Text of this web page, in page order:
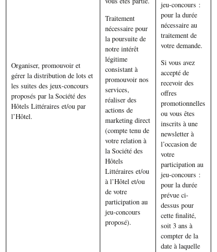
Organiser, promouvoir et
gérer la distribution de lots et
les suites des jeux-concours
proposés par la Société des
Hôtels Littéraires et/ou par
l’Hôtel.
Traitement
nécessaire pour
la poursuite de
notre intérêt
légitime
consistant à
promouvoir nos
services,
réaliser des
actions de
marketing direct
(compte tenu de
votre relation à
la Société des
Hôtels
Littéraires et/ou
à l’Hôtel et/ou
de votre
participation au
jeu-concours
proposé).
jeu-concours :
pour la durée
nécessaire au
traitement de
votre demande.
Si vous avez
accepté de
recevoir des
offres
promotionnelles
ou vous êtes
inscrits à une
newsletter à
l’occasion de
votre
participation au
jeu-concours :
pour la durée
prévue ci-
dessus pour
cette finalité,
soit 3 ans à
compter de la
date à laquelle